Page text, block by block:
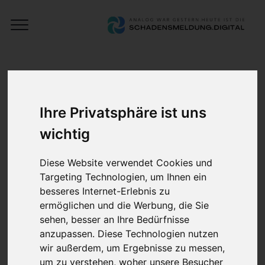
Ihre Privatsphäre ist uns
wichtig
Diese Website verwendet Cookies und
Targeting Technologien, um Ihnen ein
besseres Internet-Erlebnis zu
ermöglichen und die Werbung, die Sie
sehen, besser an Ihre Bedürfnisse
anzupassen. Diese Technologien nutzen
wir außerdem, um Ergebnisse zu messen,
um zu verstehen, woher unsere Besucher
Open
Dokumentenverwaltung
Weisen Sie Dokumente direkt Aufträgen zu
und verwalten Sie mühelos Rechnungen,
Leasingverträge und alle relevanten
Unterlagen, die zu einem Fahrzeug gehören.
Teilen Sie Dokumente nahtlos mit
Teammitgliedern und senden Sie Unterlagen
an Kunden, Fahrer und externe Partner. Die